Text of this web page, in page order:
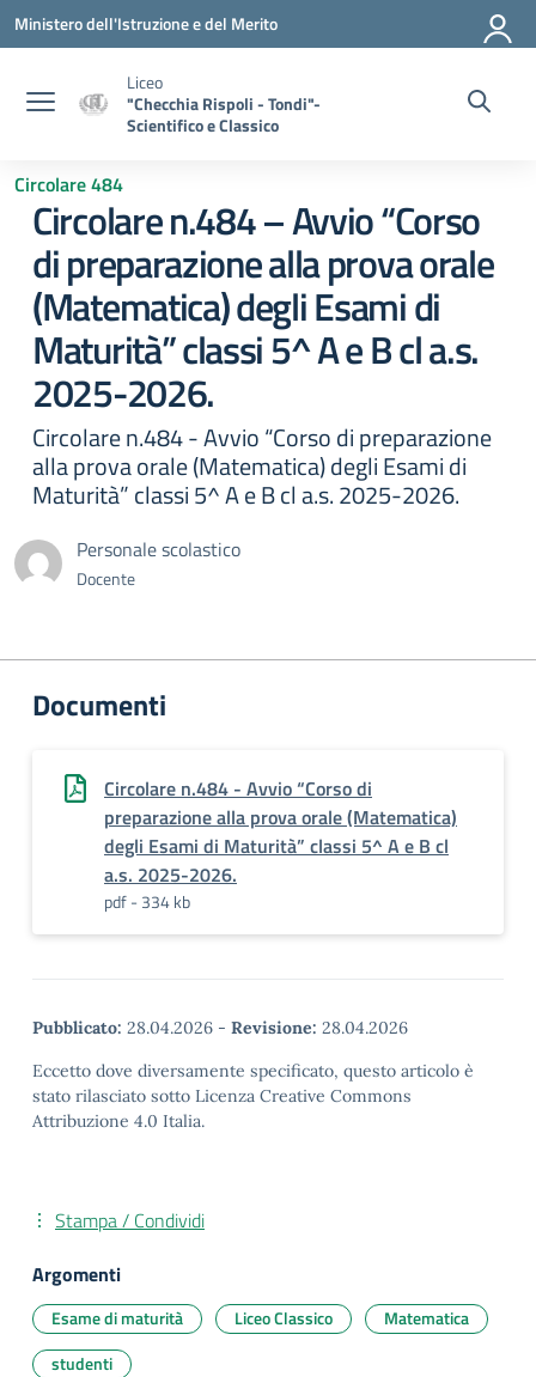
Vai ai contenuti
Vai al menu di navigazione
Vai al footer
Ministero dell'Istruzione e del Merito
Liceo
"Checchia Rispoli - Tondi"-
Scientifico e Classico
Circolare 484
Circolare n.484 – Avvio “Corso
di preparazione alla prova orale
(Matematica) degli Esami di
Maturità” classi 5^ A e B cl a.s.
2025-2026.
Circolare n.484 - Avvio “Corso di preparazione
alla prova orale (Matematica) degli Esami di
Maturità” classi 5^ A e B cl a.s. 2025-2026.
Personale scolastico
Docente
Documenti
Circolare n.484 - Avvio “Corso di
preparazione alla prova orale (Matematica)
degli Esami di Maturità” classi 5^ A e B cl
a.s. 2025-2026.
pdf - 334 kb
Pubblicato: 28.04.2026 - Revisione: 28.04.2026
Eccetto dove diversamente specificato, questo articolo è
stato rilasciato sotto Licenza Creative Commons
Attribuzione 4.0 Italia.
Stampa / Condividi
Argomenti
Esame di maturità Liceo Classico
Matematica
studenti